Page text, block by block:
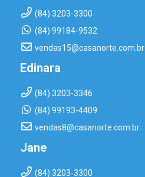
(84) 3203-3300
(84) 99184-9532
vendas15@casanorte.com.br
Edinara
(84) 3203-3346
(84) 99193-4409
vendas8@casanorte.com.br
Jane
(84) 3203-3300